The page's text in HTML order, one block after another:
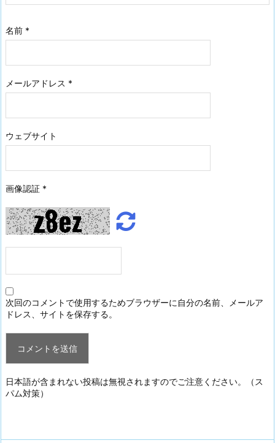
名前 *
メールアドレス *
ウェブサイト
画像認証 *
次回のコメントで使用するためブラウザーに自分の名前、メールア
ドレス、サイトを保存する。
日本語が含まれない投稿は無視されますのでご注意ください。（ス
パム対策）